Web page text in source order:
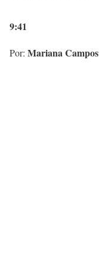
9:41
Por: Mariana Campos